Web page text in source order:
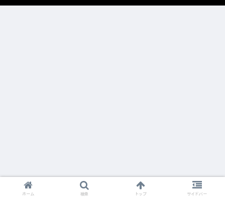
ホーム 検索 トップ サイドバー